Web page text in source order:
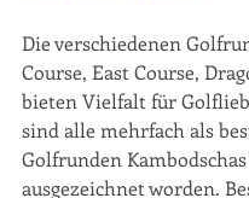
Die verschiedenen
Course, East Course,
bieten Vielfalt für
sind alle mehrfach als
Golfrunden Kambodschas
ausgezeichnet worden.